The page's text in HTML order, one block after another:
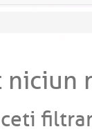
niciun